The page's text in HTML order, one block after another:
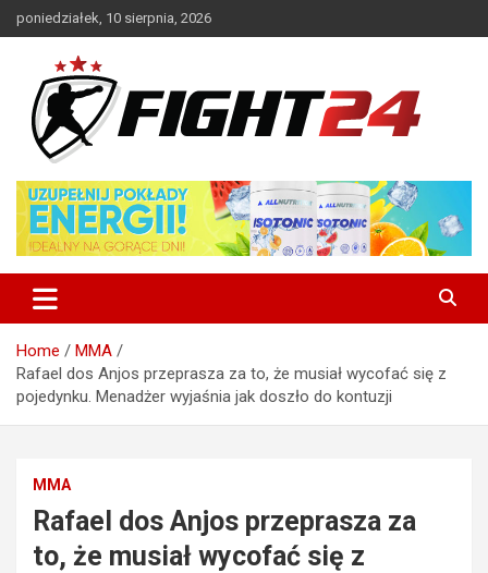
to
poniedziałek, 10 sierpnia, 2026
FIGHT24.PL – MMA i K-1, UFC
Home
MMA
Rafael dos Anjos przeprasza za to, że musiał wycofać się z
pojedynku. Menadżer wyjaśnia jak doszło do kontuzji
MMA
Rafael dos Anjos przeprasza za
to, że musiał wycofać się z